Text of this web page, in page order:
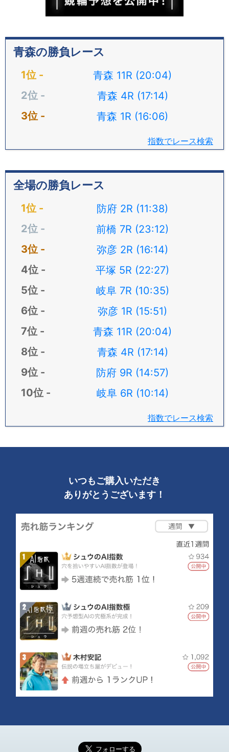
青森の勝負レース
青森 11R (20:04)
青森 4R (17:14)
青森 1R (16:06)
指数でレース検索
全場の勝負レース
防府 2R (11:38)
前橋 7R (23:12)
弥彦 2R (16:14)
平塚 5R (22:27)
岐阜 7R (10:35)
弥彦 1R (15:51)
青森 11R (20:04)
青森 4R (17:14)
防府 9R (14:57)
岐阜 6R (10:14)
指数でレース検索
いつもご購入いただき
ありがとうございます！